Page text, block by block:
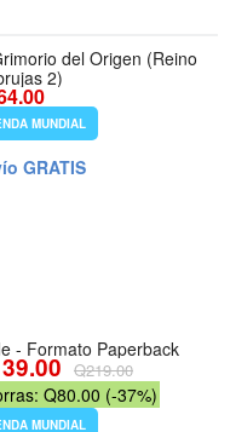
del Origen (Reino
2)
MUNDIAL
GRATIS
- Formato Paperback
Q219.00
Q80.00 (-37%)
MUNDIAL